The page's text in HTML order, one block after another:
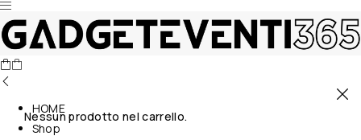
Nessun prodotto nel carrello.
HOME
Shop